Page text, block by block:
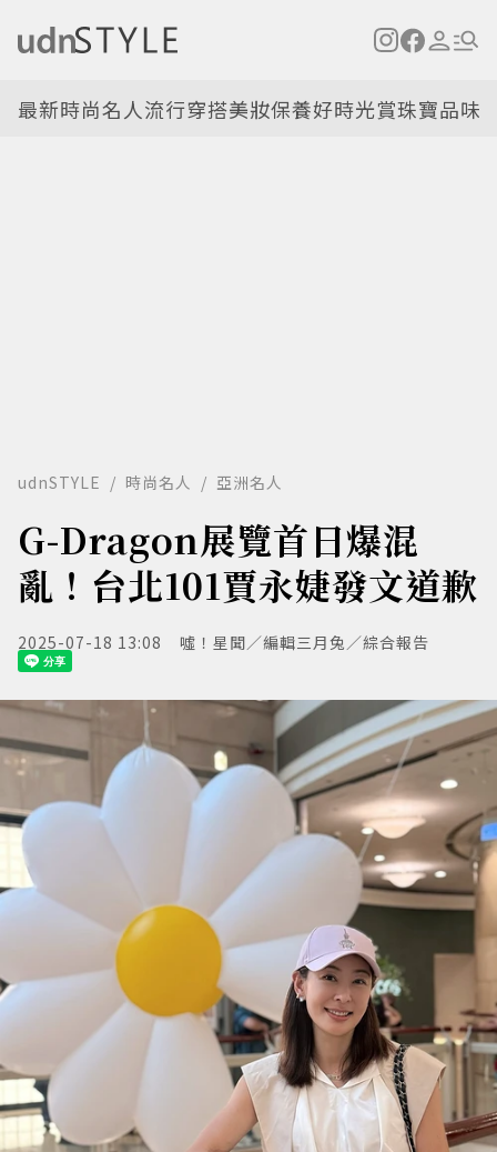
最新時尚名人流行穿搭美妝保養好時光賞珠寶品味
udnSTYLE 時尚名人 亞洲名人
G-Dragon展覽首日爆混
亂！台北101賈永婕發文道歉
2025-07-18 13:08 噓！星聞／編輯三月兔／綜合報告